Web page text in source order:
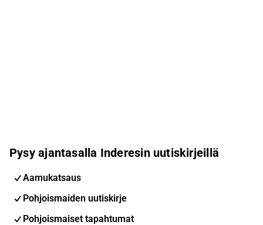
Pysy ajantasalla Inderesin uutiskirjeillä
Aamukatsaus
Pohjoismaiden uutiskirje
Pohjoismaiset tapahtumat